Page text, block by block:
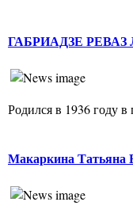
ГАБРИАДЗЕ
Родился в 1936 году
Макаркина Татьяна